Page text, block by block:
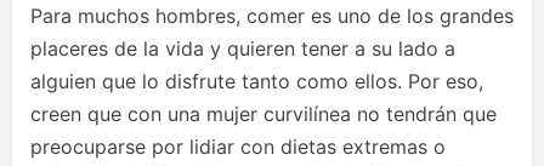
Para muchos hombres, comer es uno de los grandes
placeres de la vida y quieren tener a su lado a
alguien que lo disfrute tanto como ellos. Por eso,
creen que con una mujer curvilínea no tendrán que
preocuparse por lidiar con dietas extremas o